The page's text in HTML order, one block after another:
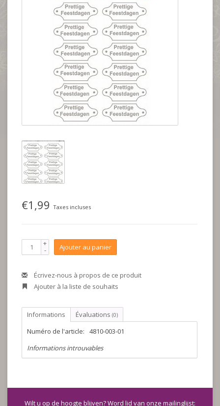
€1,99 Taxes incluses
+
- Ajouter au panier
Écrivez-nous à propos de ce produit
Ajouter à la liste de souhaits
Informations Évaluations (0)
Numéro de l'article:
4810-003-01
Informations introuvables
Wilt u op de hoogte blijven? Word lid van onze mailinglijst: